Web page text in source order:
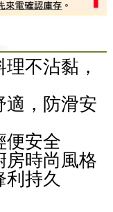
不沾黏，
適，防滑安
便安全
房時尚風格
利持久